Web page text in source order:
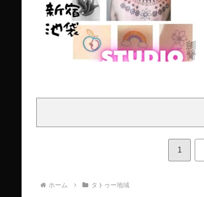
1
ホーム タトゥー地域